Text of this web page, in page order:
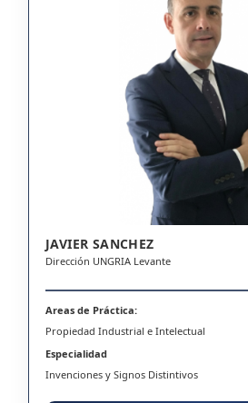
JAVIER SANCHEZ
Dirección UNGRIA Levante
Areas de Práctica:
Propiedad Industrial e Intelectual
Especialidad
Invenciones y Signos Distintivos